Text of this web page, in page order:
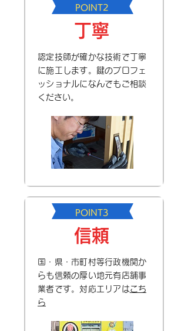
POINT2
丁寧
認定技師が確かな技術で丁寧
に施工します。鍵のプロフェ
ッショナルになんでもご相談
ください。
POINT3
信頼
国・県・市町村等行政機関か
らも信頼の厚い地元有店舗事
業者です。対応エリアはこち
ら